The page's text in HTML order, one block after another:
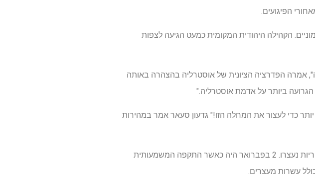
הפיגועים.
הקהילה היהודית המקומית כמעט הגיעה לצפות
אמרה הפדרציה הציונית של אוסטרליה בהצהרה באותה
ביותר על אדמת אוסטרליה."
כדי לעצור את המחלה הזו!" גדעון סעאר אמר במהירות
הדבר הבולט ביותר שקרה אחר כך היה שההתקפות האנטישמיות המסתוריות נעצרו. 2 בפברואר היה כאשר התקפה המשמעותית
עשרות מעצרים.